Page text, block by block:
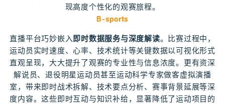
现高度个性化的观赛旅程。
B-sports
直播平台巧妙嵌入即时数据服务与深度解读。比赛过程中，
运动员实时速度、心率、技术统计等关键数据以可视化形式
直观呈现，大大提升了观赛的专业性与信息浓度。更有资深
解说员、退役明星运动员甚至运动科学专家做客虚拟演播
室，带来即时战术拆解、技术要点分析、赛事背景延展等深
度内容。这些即时互动与知识补给，显著降低了运动项目的